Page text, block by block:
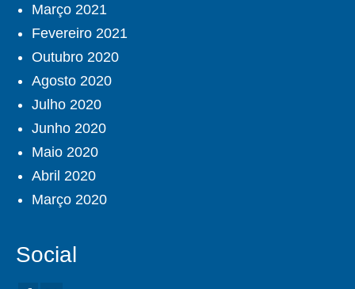
Março 2021
Fevereiro 2021
Outubro 2020
Agosto 2020
Julho 2020
Junho 2020
Maio 2020
Abril 2020
Março 2020
Social